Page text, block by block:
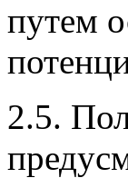
путем
2.5.